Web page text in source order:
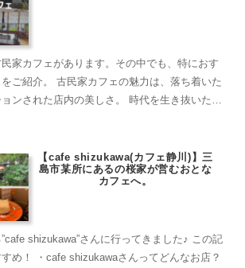
家カフェがあります。その中でも、特におす
ェの魅力は、落ち着いた
店内の美しさ。 時代を生き抜いた建
【cafe shizukawa(カフェ静川)】三
島市某所にあるの桜家が営むおとな
カフェへ。
shizukawa”さんに行ってきました♪ この記
め！ ・cafe shizukawaさんってどんなお店？